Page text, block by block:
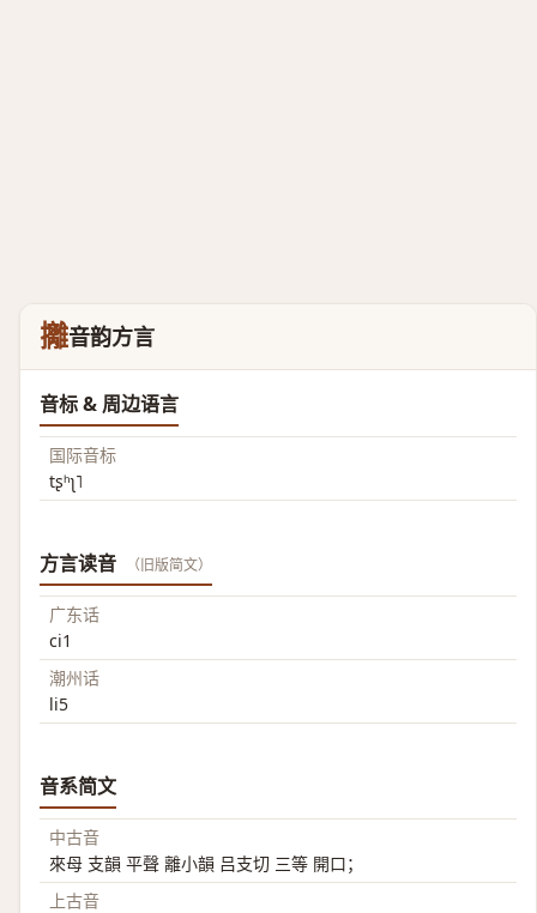
攡音韵方言
音标 & 周边语言
国际音标
tʂʰʅ˥
方言读音 （旧版简文）
广东话
ci1
潮州话
li5
音系简文
中古音
來母 支韻 平聲 離小韻 吕支切 三等 開口；
上古音